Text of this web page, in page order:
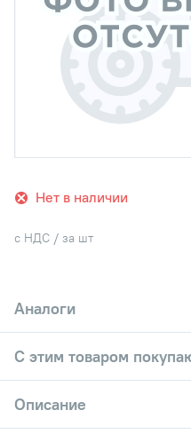
Нет в наличии
с НДС / за шт
Аналоги
С этим товаром
Описание